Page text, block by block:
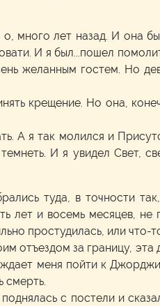
много лет назад. И она
И я был...пошел
желанным гостем. Но
крещение. Но она,
А я так молился и
И я увидел Свет,
туда, в точности
лет и восемь месяцев, не
простудилась, или что-
отъездом за границу, эта
меня пойти к
смерть.
с постели и